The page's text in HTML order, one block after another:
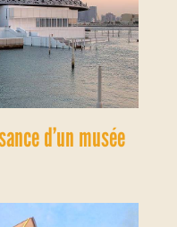
d’un musée